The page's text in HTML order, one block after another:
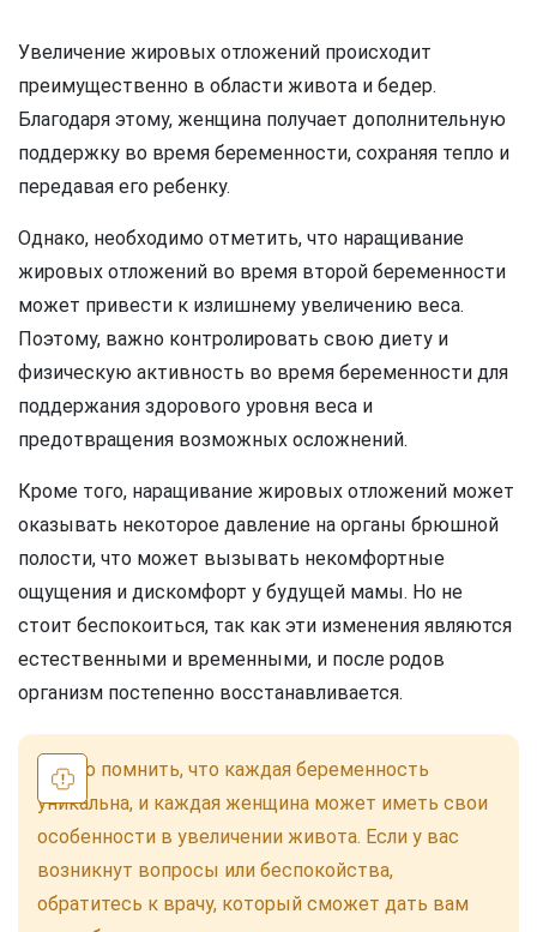
Увеличение жировых отложений происходит
преимущественно в области живота и бедер.
Благодаря этому, женщина получает дополнительную
поддержку во время беременности, сохраняя тепло и
передавая его ребенку.
Однако, необходимо отметить, что наращивание
жировых отложений во время второй беременности
может привести к излишнему увеличению веса.
Поэтому, важно контролировать свою диету и
физическую активность во время беременности для
поддержания здорового уровня веса и
предотвращения возможных осложнений.
Кроме того, наращивание жировых отложений может
оказывать некоторое давление на органы брюшной
полости, что может вызывать некомфортные
ощущения и дискомфорт у будущей мамы. Но не
стоит беспокоиться, так как эти изменения являются
естественными и временными, и после родов
организм постепенно восстанавливается.
Важно помнить, что каждая беременность
уникальна, и каждая женщина может иметь свои
особенности в увеличении живота. Если у вас
возникнут вопросы или беспокойства,
обратитесь к врачу, который сможет дать вам